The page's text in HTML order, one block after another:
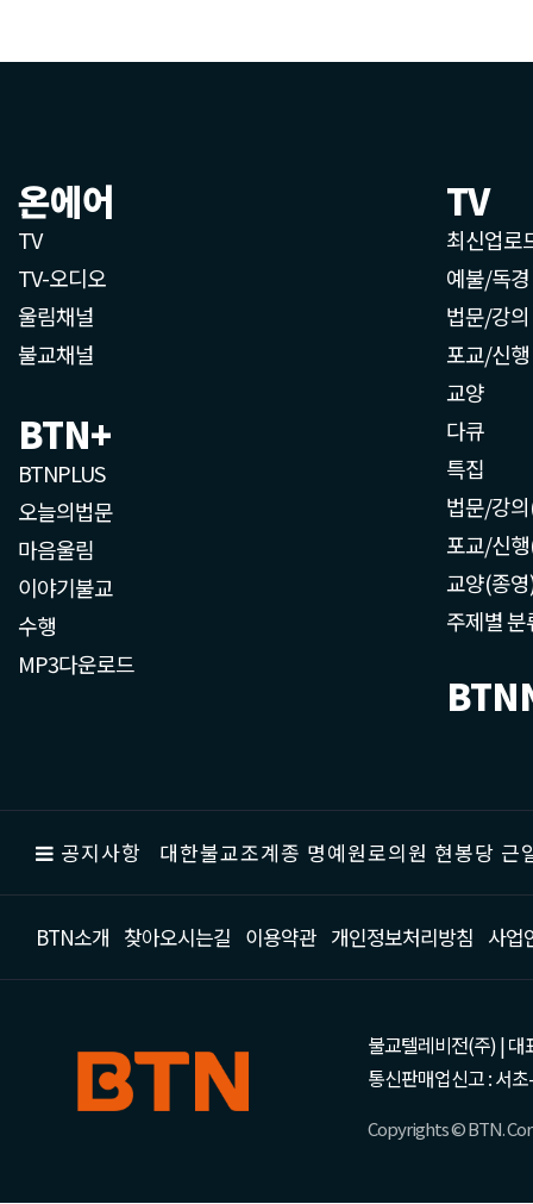
온에어
TV
TV-오디오
울림채널
불교채널
BTN+
BTNPLUS
오늘의법문
마음울림
이야기불교
수행
MP3다운로드
TV
최신업로
예불/독경
법문/강의
포교/신행
교양
다큐
특집
법문/강
포교/신
교양(종
주제별 분
공지사항 대한불교조계종 명예원로의원 현봉당
BTN소개 찾아오시는길 이용약관 개인정보처리방침 사업
불교텔레비전(주) | 대
통신판매업신고 : 서
Copyrights © BTN.